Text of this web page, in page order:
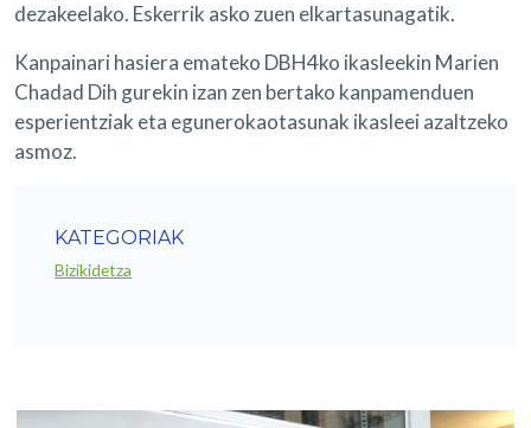
dezakeelako. Eskerrik asko zuen elkartasunagatik.
Kanpainari hasiera emateko DBH4ko ikasleekin Marien
Chadad Dih gurekin izan zen bertako kanpamenduen
esperientziak eta egunerokaotasunak ikasleei azaltzeko
asmoz.
KATEGORIAK
Bizikidetza